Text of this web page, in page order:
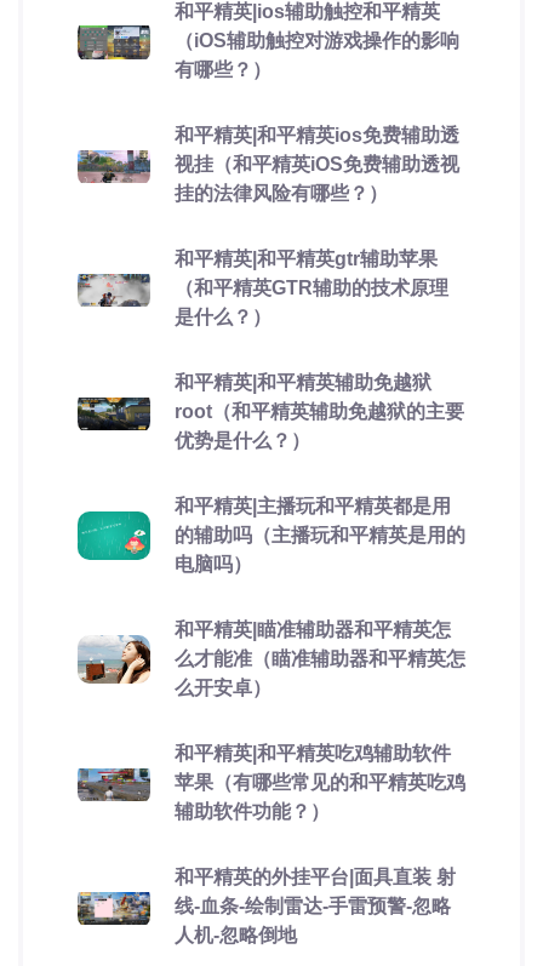
和平精英|ios辅助触控和平精英
（iOS辅助触控对游戏操作的影响
有哪些？）
和平精英|和平精英ios免费辅助透
视挂（和平精英iOS免费辅助透视
挂的法律风险有哪些？）
和平精英|和平精英gtr辅助苹果
（和平精英GTR辅助的技术原理
是什么？）
和平精英|和平精英辅助免越狱
root（和平精英辅助免越狱的主要
优势是什么？）
和平精英|主播玩和平精英都是用
的辅助吗（主播玩和平精英是用的
电脑吗）
和平精英|瞄准辅助器和平精英怎
么才能准（瞄准辅助器和平精英怎
么开安卓）
和平精英|和平精英吃鸡辅助软件
苹果（有哪些常见的和平精英吃鸡
辅助软件功能？）
和平精英的外挂平台|面具直装 射
线-血条-绘制雷达-手雷预警-忽略
人机-忽略倒地